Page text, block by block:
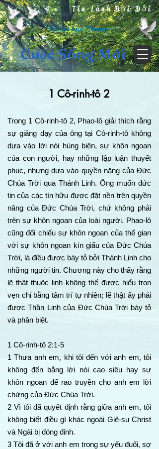
Tin Lành Đời Đời
( Divine Life Ministry )
Cuộc Sống Mới
1 Cô-rinh-tô 2
Trong 1 Cô-rinh-tô 2, Phao-lô giải thích rằng
sự giảng dạy của ông tại Cô-rinh-tô không
dựa vào lời nói hùng biện, sự khôn ngoan
của con người, hay những lập luận thuyết
phục, nhưng dựa vào quyền năng của Đức
Chúa Trời qua Thánh Linh. Ông muốn đức
tin của các tín hữu được đặt nền trên quyền
năng của Đức Chúa Trời, chứ không phải
trên sự khôn ngoan của loài người. Phao-lô
cũng đối chiếu sự khôn ngoan của thế gian
với sự khôn ngoan kín giấu của Đức Chúa
Trời, là điều được bày tỏ bởi Thánh Linh cho
những người tin. Chương này cho thấy rằng
lẽ thật thuộc linh không thể được hiểu trọn
vẹn chỉ bằng tâm trí tự nhiên; lẽ thật ấy phải
được Thần Linh của Đức Chúa Trời bày tỏ
và phân biệt.
1 Cô-rinh-tô 2:1-5
1 Thưa anh em, khi tôi đến với anh em, tôi
không đến bằng lời nói cao siêu hay sự
khôn ngoan để rao truyền cho anh em lời
chứng của Đức Chúa Trời.
2 Vì tôi đã quyết định rằng giữa anh em, tôi
không biết điều gì khác ngoài Giê-su Christ
và Ngài bị đóng đinh.
3 Tôi đã ở với anh em trong sự yếu đuối, sợ